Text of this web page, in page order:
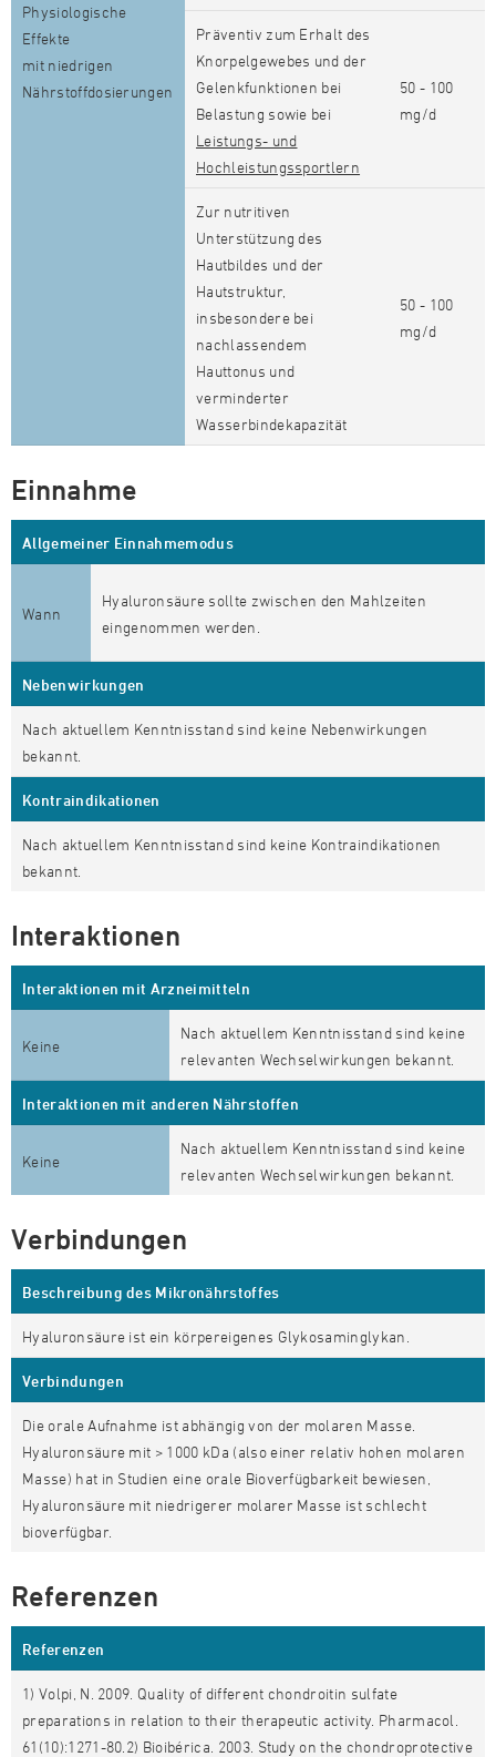
Physiologische
Effekte
mit niedrigen
Nährstoffdosierungen
Präventiv zum Erhalt des
Knorpelgewebes und der
Gelenkfunktionen bei
Belastung sowie bei
Leistungs- und
Hochleistungssportlern
50 - 100
mg/d
Zur nutritiven
Unterstützung des
Hautbildes und der
Hautstruktur,
insbesondere bei
nachlassendem
Hauttonus und
verminderter
Wasserbindekapazität
50 - 100
mg/d
Einnahme
Allgemeiner Einnahmemodus
Wann
Hyaluronsäure sollte zwischen den Mahlzeiten
eingenommen werden.
Nebenwirkungen
Nach aktuellem Kenntnisstand sind keine Nebenwirkungen
bekannt.
Kontraindikationen
Nach aktuellem Kenntnisstand sind keine Kontraindikationen
bekannt.
Interaktionen
Interaktionen mit Arzneimitteln
Keine
Nach aktuellem Kenntnisstand sind keine
relevanten Wechselwirkungen bekannt.
Interaktionen mit anderen Nährstoffen
Keine
Nach aktuellem Kenntnisstand sind keine
relevanten Wechselwirkungen bekannt.
Verbindungen
Beschreibung des Mikronährstoffes
Hyaluronsäure ist ein körpereigenes Glykosaminglykan.
Verbindungen
Die orale Aufnahme ist abhängig von der molaren Masse.
Hyaluronsäure mit > 1000 kDa (also einer relativ hohen molaren
Masse) hat in Studien eine orale Bioverfügbarkeit bewiesen,
Hyaluronsäure mit niedrigerer molarer Masse ist schlecht
bioverfügbar.
Referenzen
Referenzen
1) Volpi, N. 2009. Quality of different chondroitin sulfate
preparations in relation to their therapeutic activity. Pharmacol.
61(10):1271-80. 2) Bioibérica. 2003. Study on the chondroprotective